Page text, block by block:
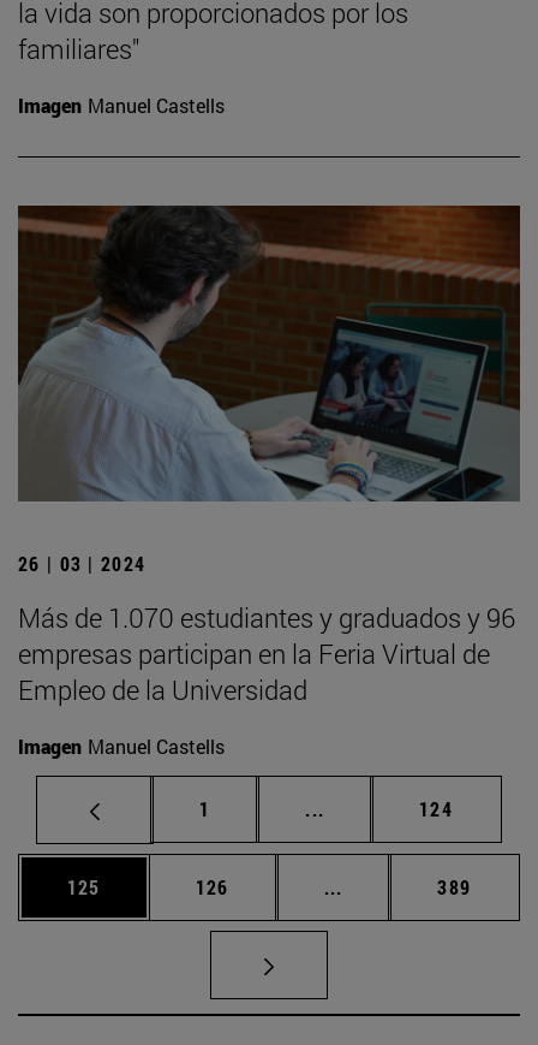
la vida son proporcionados por los
familiares"
Imagen Manuel Castells
26 | 03 | 2024
Más de 1.070 estudiantes y graduados y 96
empresas participan en la Feria Virtual de
Empleo de la Universidad
Imagen Manuel Castells
Página
1 ... Páginas intermedias
Página
124
Página
125 Página
126 ... Páginas intermedias
Página
389